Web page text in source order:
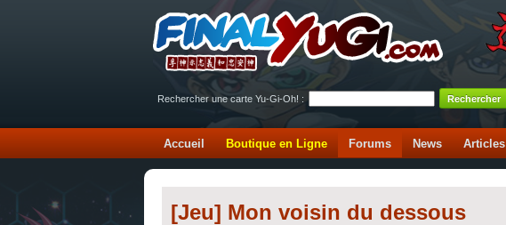
Rechercher une carte Yu-Gi-Oh! :
Accueil Boutique en Ligne Forums News Articles
[Jeu] Mon voisin du dessous